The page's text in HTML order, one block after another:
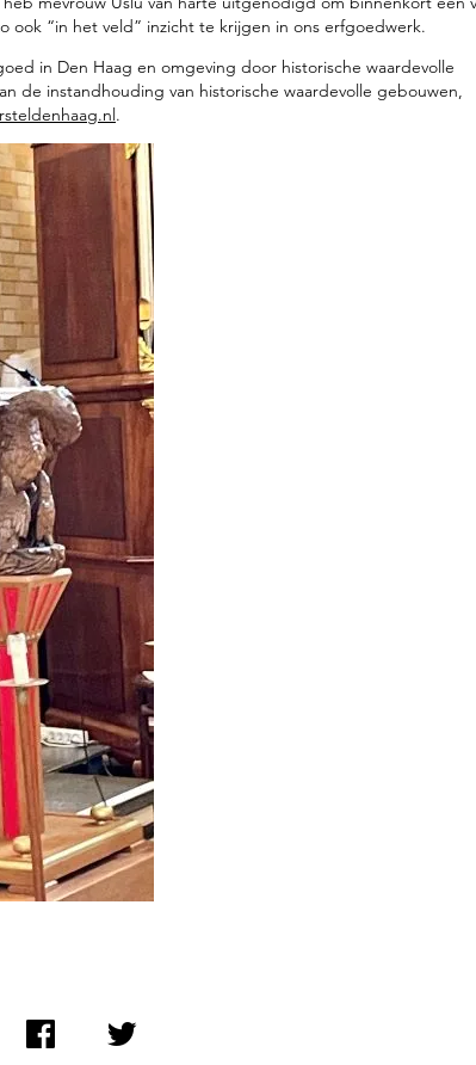
ook “in het veld” inzicht te krijgen in ons erfgoedwerk.
in Den Haag en omgeving door historische waardevolle
de instandhouding van historische waardevolle gebouwen,
.